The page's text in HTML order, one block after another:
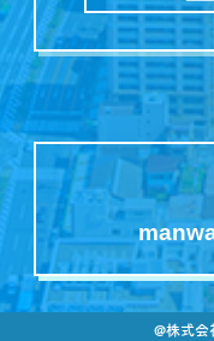
@株式